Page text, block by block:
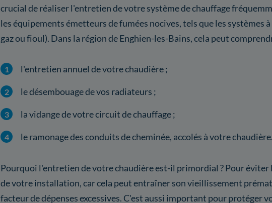
crucial de réaliser l'entretien de votre système de chauffage
les équipements émetteurs de fumées nocives, tels que les systèmes
gaz ou fioul). Dans la région de Enghien-les-Bains, cela peut
l'entretien annuel de votre chaudière ;
le désembouage de vos radiateurs ;
la vidange de votre circuit de chauffage ;
le ramonage des conduits de cheminée, accolés à votre chaudière.
Pourquoi l'entretien de votre chaudière est-il primordial ? Pour éviter
de votre installation, car cela peut entraîner son vieillissement
facteur de dépenses excessives. C'est aussi important pour protéger